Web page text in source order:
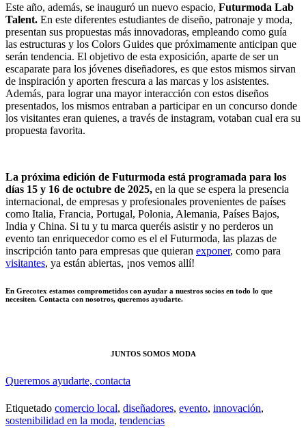
Este año, además, se inauguró un nuevo espacio, Futurmoda Lab
Talent. En este diferentes estudiantes de diseño, patronaje y moda,
presentan sus propuestas más innovadoras, empleando como guía
las estructuras y los Colors Guides que próximamente anticipan que
serán tendencia. El objetivo de esta exposición, aparte de ser un
escaparate para los jóvenes diseñadores, es que estos mismos sirvan
de inspiración y aporten frescura a las marcas y los asistentes.
Además, para lograr una mayor interacción con estos diseños
presentados, los mismos entraban a participar en un concurso donde
los visitantes eran quienes, a través de instagram, votaban cual era su
propuesta favorita.
La próxima edición de Futurmoda está programada para los
días 15 y 16 de octubre de 2025, en la que se espera la presencia
internacional, de empresas y profesionales provenientes de países
como Italia, Francia, Portugal, Polonia, Alemania, Países Bajos,
India y China. Si tu y tu marca queréis asistir y no perderos un
evento tan enriquecedor como es el el Futurmoda, las plazas de
inscripción tanto para empresas que quieran exponer, como para
visitantes, ya están abiertas, ¡nos vemos allí!
En Grecotex estamos comprometidos con ayudar a nuestros socios en todo lo que
necesiten. Contacta con nosotros, queremos ayudarte.
JUNTOS SOMOS MODA
Queremos ayudarte, contacta
Etiquetado comercio local, diseñadores, evento, innovación,
sostenibilidad en la moda, tendencias